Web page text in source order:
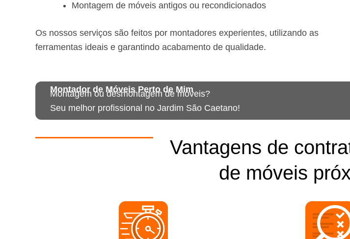
Montagem de móveis antigos ou recondicionados
Os nossos serviços são feitos por montadores experientes, utilizando as
ferramentas ideais e garantindo acabamento de qualidade.
Montador de Móveis Perto de Mim
Montagem ou desmontagem de móveis?
Seu melhor profissional no Jardim São Caetano!
Vantagens de
de móveis